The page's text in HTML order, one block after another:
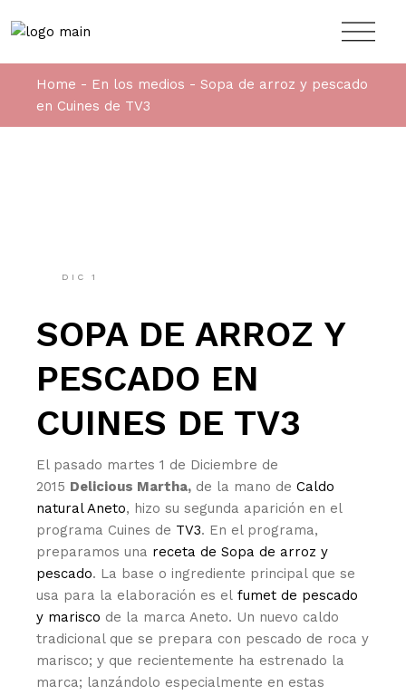
Home En los medios
Sopa de arroz y pescado
en Cuines de TV3
DIC 1
SOPA DE ARROZ Y
PESCADO EN
CUINES DE TV3
El pasado martes 1 de Diciembre de
2015 Delicious Martha, de la mano deCaldo
natural Aneto, hizo su segunda aparición en el
programa Cuines de TV3. En el programa,
preparamos una receta de Sopa de arroz y
pescado. La base o ingrediente principal que se
usa para la elaboración es elfumet de pescado
y marisco de la marca Aneto. Un nuevo caldo
tradicional que se prepara con pescado de roca y
marisco; y que recientemente ha estrenado la
marca; lanzándolo especialmente en estas